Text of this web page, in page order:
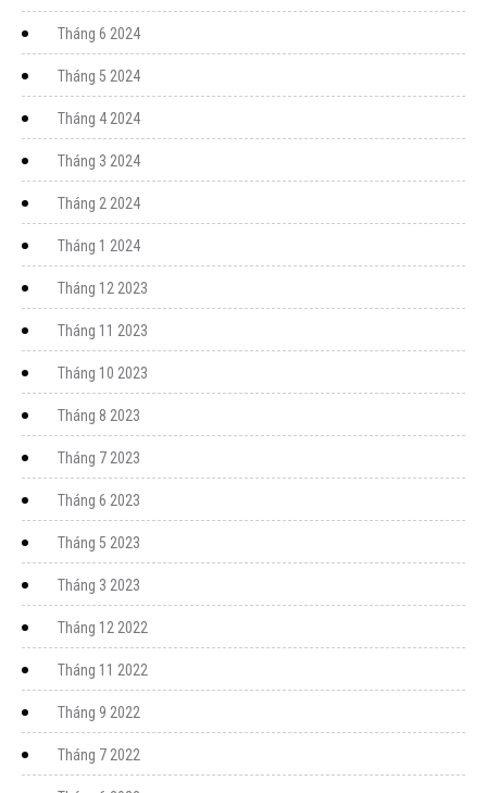
Tháng 6 2024
Tháng 5 2024
Tháng 4 2024
Tháng 3 2024
Tháng 2 2024
Tháng 1 2024
Tháng 12 2023
Tháng 11 2023
Tháng 10 2023
Tháng 8 2023
Tháng 7 2023
Tháng 6 2023
Tháng 5 2023
Tháng 3 2023
Tháng 12 2022
Tháng 11 2022
Tháng 9 2022
Tháng 7 2022